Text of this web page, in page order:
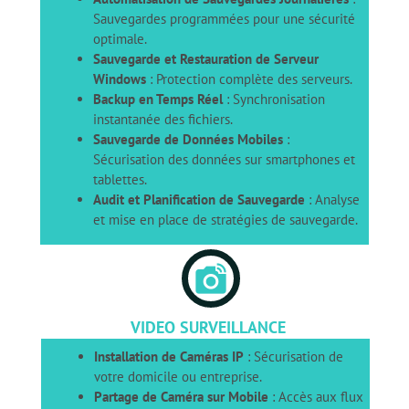
linked_camera
VIDEO SURVEILLANCE
Installation de Caméras IP : Sécurisation de
votre domicile ou entreprise.
Partage de Caméra sur Mobile : Accès aux flux
Sauvegardes programmées pour une sécurité
optimale.
Sauvegarde et Restauration de Serveur
Windows : Protection complète des serveurs.
Backup en Temps Réel: Synchronisation
instantanée des fichiers.
Sauvegarde de Données Mobiles :
Sécurisation des données sur smartphones et
tablettes.
Audit et Planification de Sauvegarde : Analyse
et mise en place de stratégies de sauvegarde.